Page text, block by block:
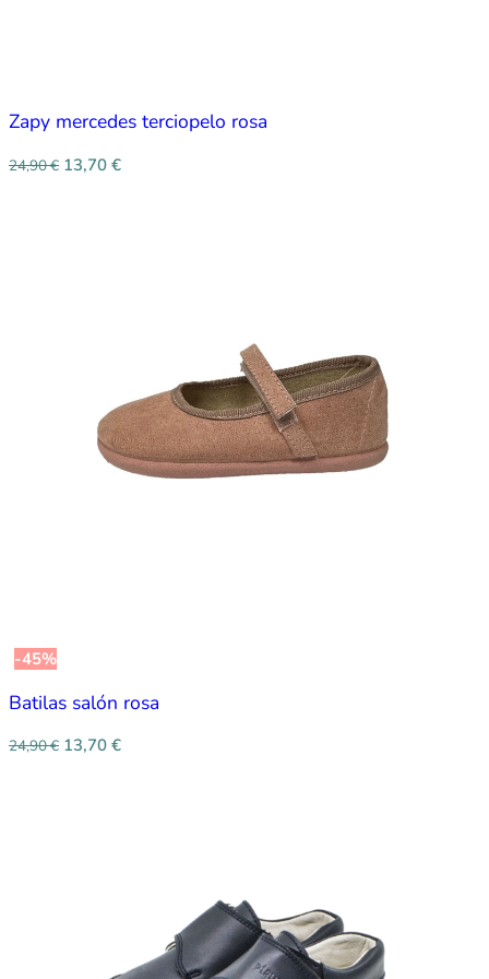
Zapy mercedes terciopelo rosa
24,90€ 13,70 €
-45%
Batilas salón rosa
24,90€ 13,70 €